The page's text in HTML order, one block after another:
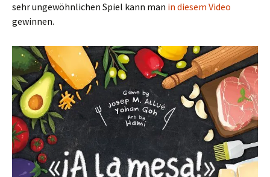
sehr ungewöhnlichen Spiel kann man in diesem Video
gewinnen.